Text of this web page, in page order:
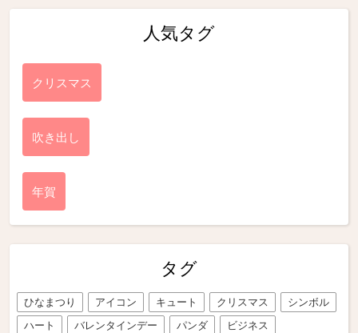
人気タグ
クリスマス
吹き出し
年賀
タグ
ひなまつり アイコン キュート クリスマス
シンボル
ハート
バレンタインデー パンダ
ビジネス